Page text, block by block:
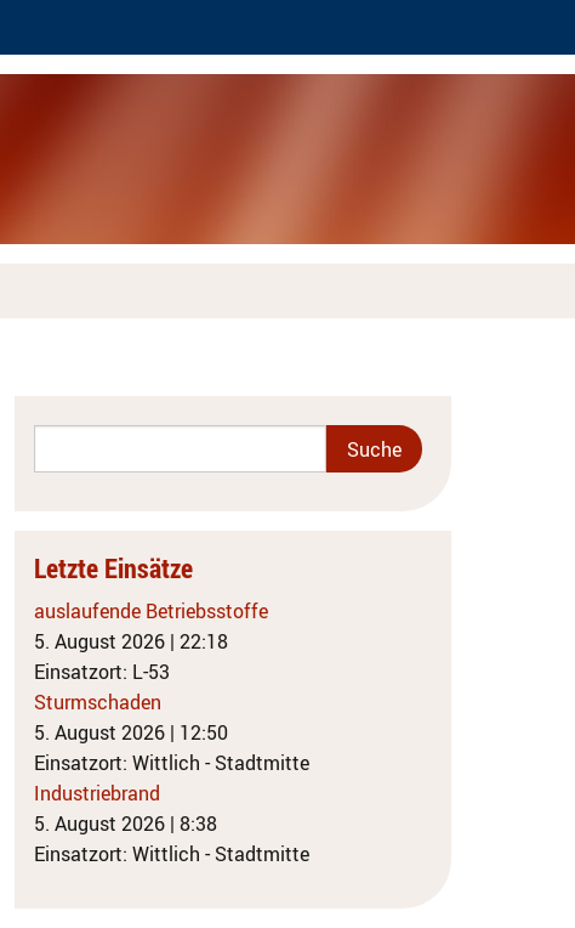
Letzte Einsätze
auslaufende Betriebsstoffe
5. August 2026 | 22:18
Einsatzort: L-53
Sturmschaden
5. August 2026 | 12:50
Einsatzort: Wittlich - Stadtmitte
Industriebrand
5. August 2026 | 8:38
Einsatzort: Wittlich - Stadtmitte